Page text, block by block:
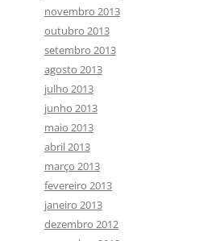
novembro 2013
outubro 2013
setembro 2013
agosto 2013
julho 2013
junho 2013
maio 2013
abril 2013
março 2013
fevereiro 2013
janeiro 2013
dezembro 2012